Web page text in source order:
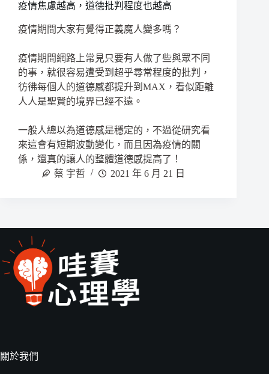
疫情焦慮越高，道德批判程度也越高
疫情期間大家有覺得正義魔人變多嗎？
疫情期間網路上常見只要有人做了些與眾不同
的事，就很容易遭受到超乎尋常程度的批判，
彷彿每個人的道德感都提升到MAX，看似距離
人人是聖賢的境界已經不遠。
一般人總以為道德感是穩定的，不過從研究看
來這會有短期波動變化，而且因為疫情的關
係，還真的讓人的整體道德感提高了！
蔡 宇哲
2021 年 6 月 21 日
關於我們